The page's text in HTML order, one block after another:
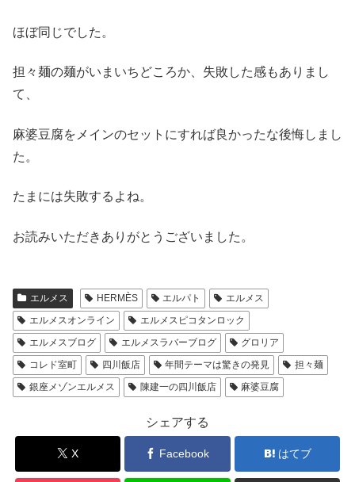
ほぼ同じでした。
担々麺の麺がいまいちどころか、失敗した感もありまし
て、
麻婆豆腐をメインのセットにすれば良かったな後悔しまし
た。
たまには失敗するよね。
お読みいただきありがとうございました。
エルメス HERMÈS エルパト
エルメス
エルメスオンライン
エルメスピコタンロック
エルメスブログ
エルメスラバーブログ
グロリア
コレド室町
四川飯店 年間テーマは驚きの発見
担々麺
銀座メゾンエルメス
陳建一の四川飯店 麻婆豆腐
シェアする
X Facebook はてブ